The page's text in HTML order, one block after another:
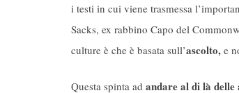
i testi in cui viene trasmessa
Sacks, ex rabbino Capo del
culture è che è basata sull’ascolto, e
Questa spinta ad andare al di là delle